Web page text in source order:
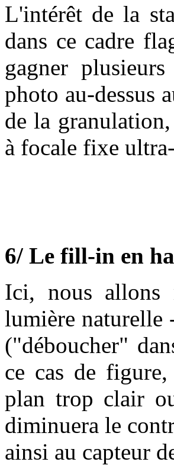
L'intérêt de la
dans ce cadre
gagner
photo au-dessus
de la
à focale fixe
6/ Le fill-in en
Ici, nous allons
lumière naturelle
("déboucher"
ce cas de
plan trop clair
diminuera le
ainsi au capteur